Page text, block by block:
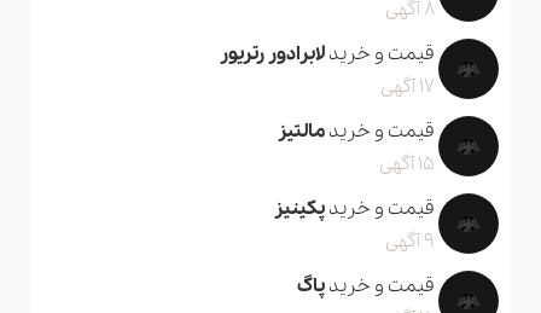
8 آگهی
قیمت و خریدلابرادور رتریور
17 آگهی
قیمت و خریدمالتیز
15 آگهی
قیمت و خریدپکینیز
9 آگهی
قیمت و خریدپاگ